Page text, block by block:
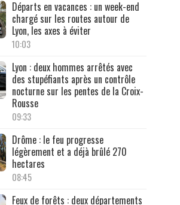
Départs en vacances : un week-end
chargé sur les routes autour de
Lyon, les axes à éviter
10:03
Lyon : deux hommes arrêtés avec
des stupéfiants après un contrôle
nocturne sur les pentes de la Croix-
Rousse
09:33
Drôme : le feu progresse
légèrement et a déjà brûlé 270
hectares
08:45
Feux de forêts : deux départements